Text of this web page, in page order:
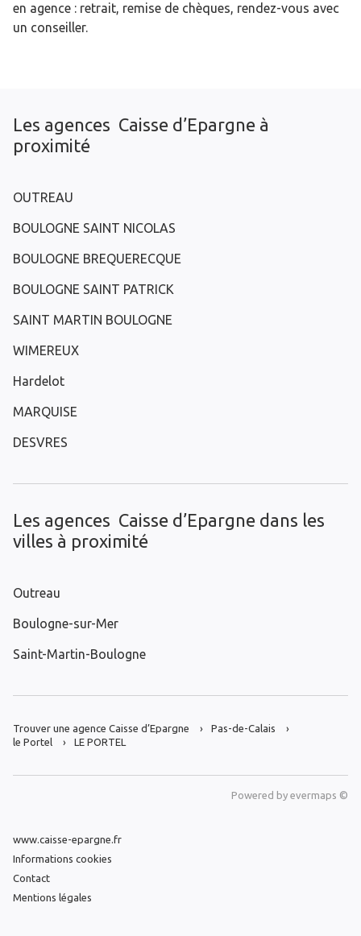
en agence : retrait, remise de chèques, rendez-vous avec
un conseiller.
Les agences Caisse d’Epargne à
proximité
OUTREAU
BOULOGNE SAINT NICOLAS
BOULOGNE BREQUERECQUE
BOULOGNE SAINT PATRICK
SAINT MARTIN BOULOGNE
WIMEREUX
Hardelot
MARQUISE
DESVRES
Les agences Caisse d’Epargne dans les
villes à proximité
Outreau
Boulogne-sur-Mer
Saint-Martin-Boulogne
Trouver une agence Caisse d’Epargne
Pas-de-Calais
le Portel
LE PORTEL
Powered by evermaps ©
www.caisse-epargne.fr
Informations cookies
Contact
Mentions légales